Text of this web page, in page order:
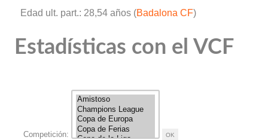
Edad ult. part.: 28,54 años (Badalona CF)
Estadísticas con el VCF
Competición: